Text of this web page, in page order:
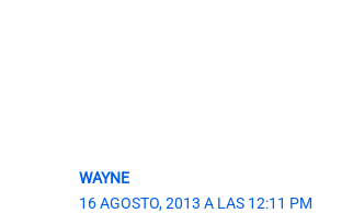
WAYNE
16 AGOSTO, 2013 A LAS 12:11 PM